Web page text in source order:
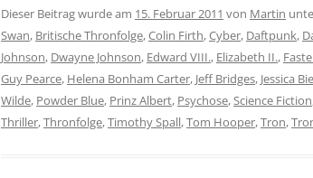
Dieser Beitrag wurde am 15. Februar 2011 von Martin
Swan, Britische Thronfolge,Colin Firth,Cyber, Daftpunk,
Johnson, Dwayne Johnson, Edward VIII., Elizabeth II.,
Guy Pearce, Helena Bonham Carter, Jeff Bridges, Jessica
Wilde, Powder Blue, Prinz Albert, Psychose,Science Fiction
Thriller,Thronfolge,Timothy Spall,Tom Hooper,Tron,